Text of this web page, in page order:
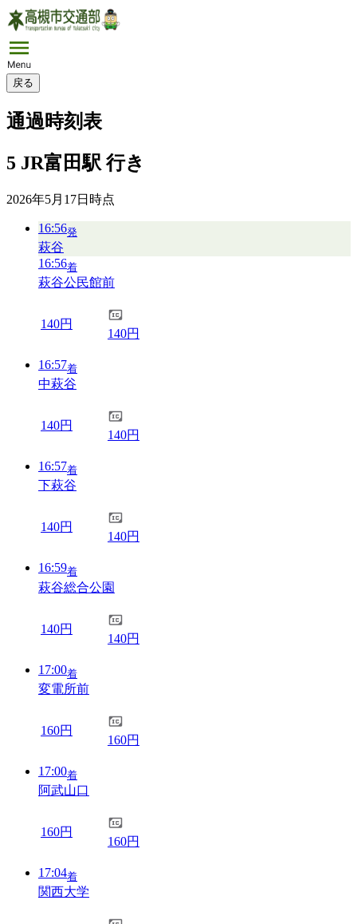
戻る
通過時刻表
5 JR富田駅 行き
2026年5月17日 時点
16:56発
萩谷
16:56着
萩谷公民館前
140円
140円
16:57着
中萩谷
140円
140円
16:57着
下萩谷
140円
140円
16:59着
萩谷総合公園
140円
140円
17:00着
変電所前
160円
160円
17:00着
阿武山口
160円
160円
17:04着
関西大学